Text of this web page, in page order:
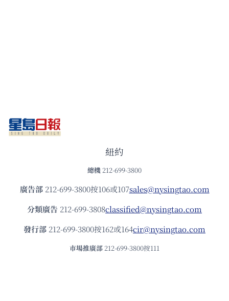
紐約
總機 212-699-3800
廣告部212-699-3800按106或107sales@nysingtao.com
分類廣告 212-699-3808classified@nysingtao.com
發⾏部 212-699-3800按162或164cir@nysingtao.com
市場推廣部 212-699-3800按111